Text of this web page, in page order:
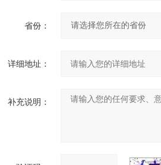
省份：
详细地址：
补充说明：